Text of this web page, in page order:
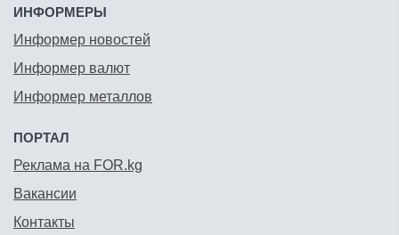
ИНФОРМЕРЫ
Информер новостей
Информер валют
Информер металлов
ПОРТАЛ
Реклама на FOR.kg
Вакансии
Контакты